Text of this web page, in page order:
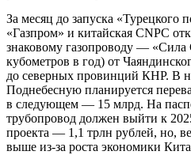
За месяц до запуска «Турецкого
«Газпром» и китайская CNPC
знаковому газопроводу —
кубометров в год) от
до северных провинций КНР. В
Поднебесную планируется
в следующем — 15 млрд. На
трубопровод должен выйти к
проекта — 1,1 трлн рублей, но,
выше из-за роста экономики